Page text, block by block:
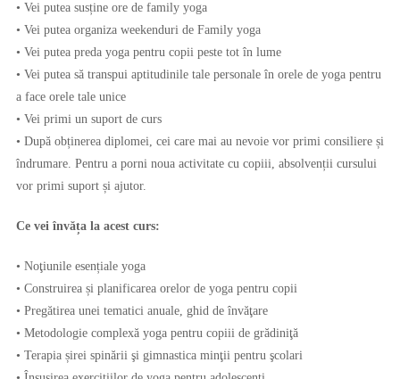
• Vei putea susține ore de family yoga
• Vei putea organiza weekenduri de Family yoga
• Vei putea preda yoga pentru copii peste tot în lume
• Vei putea să transpui aptitudinile tale personale în orele de yoga pentru
a face orele tale unice
• Vei primi un suport de curs
• După obținerea diplomei, cei care mai au nevoie vor primi consiliere și
îndrumare. Pentru a porni noua activitate cu copiii, absolvenții cursului
vor primi suport și ajutor.
Ce vei învăța la acest curs:
• Noţiunile esențiale yoga
• Construirea și planificarea orelor de yoga pentru copii
• Pregătirea unei tematici anuale, ghid de învăţare
• Metodologie complexă yoga pentru copiii de grădiniţă
• Terapia șirei spinării şi gimnastica minţii pentru şcolari